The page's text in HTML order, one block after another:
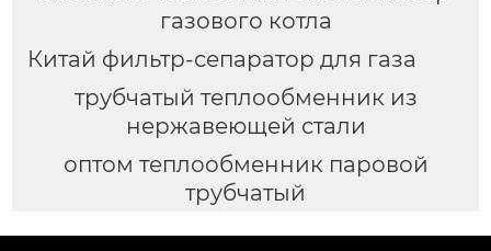
газового котла
Китай фильтр-сепаратор для газа
трубчатый теплообменник из
нержавеющей стали
оптом теплообменник паровой
трубчатый